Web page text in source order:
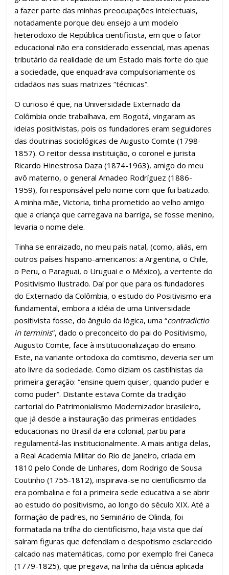
a fazer parte das minhas preocupações intelectuais,
notadamente porque deu ensejo a um modelo
heterodoxo de República cientificista, em que o fator
educacional não era considerado essencial, mas apenas
tributário da realidade de um Estado mais forte do que
a sociedade, que enquadrava compulsoriamente os
cidadãos nas suas matrizes “técnicas”.
O curioso é que, na Universidade Externado da
Colômbia onde trabalhava, em Bogotá, vingaram as
ideias positivistas, pois os fundadores eram seguidores
das doutrinas sociológicas de Augusto Comte (1798-
1857). O reitor dessa instituição, o coronel e jurista
Ricardo Hinestrosa Daza (1874-1963), amigo do meu
avô materno, o general Amadeo Rodríguez (1886-
1959), foi responsável pelo nome com que fui batizado.
A minha mãe, Victoria, tinha prometido ao velho amigo
que a criança que carregava na barriga, se fosse menino,
levaria o nome dele.
Tinha se enraizado, no meu país natal, (como, aliás, em
outros países hispano-americanos: a Argentina, o Chile,
o Peru, o Paraguai, o Uruguai e o México), a vertente do
Positivismo Ilustrado. Daí por que para os fundadores
do Externado da Colômbia, o estudo do Positivismo era
fundamental, embora a idéia de uma Universidade
positivista fosse, do ângulo da lógica, uma “contradictio
in terminis”, dado o preconceito do pai do Positivismo,
Augusto Comte, face à institucionalização do ensino.
Este, na variante ortodoxa do comtismo, deveria ser um
ato livre da sociedade. Como diziam os castilhistas da
primeira geração: “ensine quem quiser, quando puder e
como puder”. Distante estava Comte da tradição
cartorial do Patrimonialismo Modernizador brasileiro,
que já desde a instauração das primeiras entidades
educacionais no Brasil da era colonial, partiu para
regulamentá-las institucionalmente. A mais antiga delas,
a Real Academia Militar do Rio de Janeiro, criada em
1810 pelo Conde de Linhares, dom Rodrigo de Sousa
Coutinho (1755-1812), inspirava-se no cientificismo da
era pombalina e foi a primeira sede educativa a se abrir
ao estudo do positivismo, ao longo do século XIX. Até a
formação de padres, no Seminário de Olinda, foi
formatada na trilha do cientificismo, haja vista que daí
saíram figuras que defendiam o despotismo esclarecido
calcado nas matemáticas, como por exemplo frei Caneca
(1779-1825), que pregava, na linha da ciência aplicada